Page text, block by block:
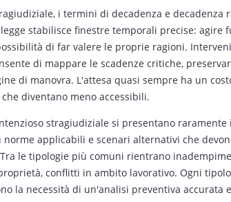
i termini di decadenza e decadenza
stabilisce finestre temporali precise: agire
di far valere le proprie ragioni.
di mappare le scadenze critiche,
di manovra. L'attesa quasi sempre ha un
diventano meno accessibili.
stragiudiziale si presentano
applicabili e scenari alternativi che
le tipologie più comuni rientrano
conflitti in ambito lavorativo. Ogni
la necessità di un'analisi preventiva accurata